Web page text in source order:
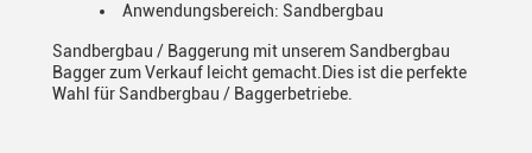
Anwendungsbereich: Sandbergbau
Sandbergbau / Baggerung mit unserem Sandbergbau
Bagger zum Verkauf leicht gemacht.Dies ist die perfekte
Wahl für Sandbergbau / Baggerbetriebe.